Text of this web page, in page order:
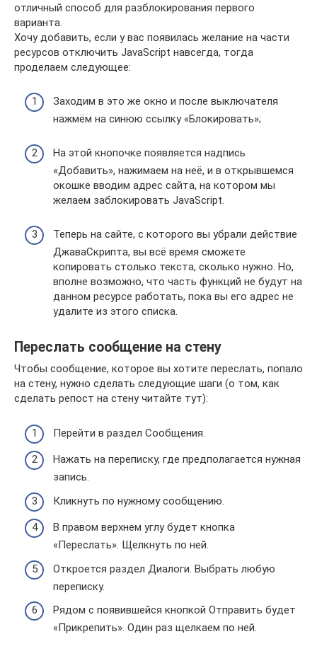
отличный способ для разблокирования первого
варианта.
Хочу добавить, если у вас появилась желание на части
ресурсов отключить JavaScript навсегда, тогда
проделаем следующее:
Заходим в это же окно и после выключателя
нажмём на синюю ссылку «Блокировать»;
На этой кнопочке появляется надпись
«Добавить», нажимаем на неё, и в открывшемся
окошке вводим адрес сайта, на котором мы
желаем заблокировать JavaScript.
Теперь на сайте, с которого вы убрали действие
ДжаваСкрипта, вы всё время сможете
копировать столько текста, сколько нужно. Но,
вполне возможно, что часть функций не будут на
данном ресурсе работать, пока вы его адрес не
удалите из этого списка.
Переслать сообщение на стену
Чтобы сообщение, которое вы хотите переслать, попало
на стену, нужно сделать следующие шаги (о том, как
сделать репост на стену читайте тут):
Перейти в раздел Сообщения.
Нажать на переписку, где предполагается нужная
запись.
Кликнуть по нужному сообщению.
В правом верхнем углу будет кнопка
«Переслать». Щелкнуть по ней.
Откроется раздел Диалоги. Выбрать любую
переписку.
Рядом с появившейся кнопкой Отправить будет
«Прикрепить». Один раз щелкаем по ней.